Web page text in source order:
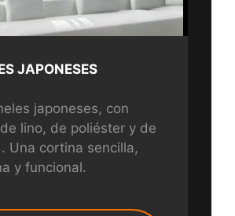
JAPONESES
japoneses, con
lino, de poliéster y de
Una cortina sencilla,
y funcional.